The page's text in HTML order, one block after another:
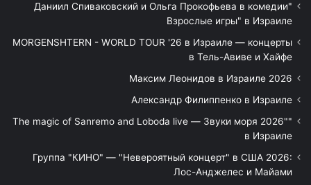
"Даниил Спиваковский и Ольга Прокофьева в комедии
Взрослые игры" в Израиле
MORGENSHTERN - WORLD TOUR '26 в Израиле — концерты
в Тель-Авиве и Хайфе
Максим Леонидов в Израиле 2026
Александр Филиппенко в Израиле
"The magic of Sanremo and Loboda live — Звуки моря 2026"
в Израиле
Группа "КИНО" — "Невероятный концерт" в США 2026:
Лос-Анджелес и Майами